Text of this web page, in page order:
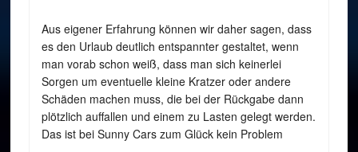
Aus eigener Erfahrung können wir daher sagen, dass
es den Urlaub deutlich entspannter gestaltet, wenn
man vorab schon weiß, dass man sich keinerlei
Sorgen um eventuelle kleine Kratzer oder andere
Schäden machen muss, die bei der Rückgabe dann
plötzlich auffallen und einem zu Lasten gelegt werden.
Das ist bei Sunny Cars zum Glück kein Problem